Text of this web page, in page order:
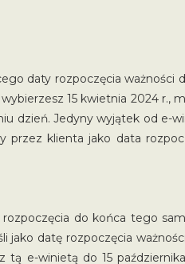
daty rozpoczęcia
15 kwietnia 2024 r.,
dzień. Jedyny wyjątek od
klienta jako data
do końca tego
datę rozpoczęcia
e-winietą do 15